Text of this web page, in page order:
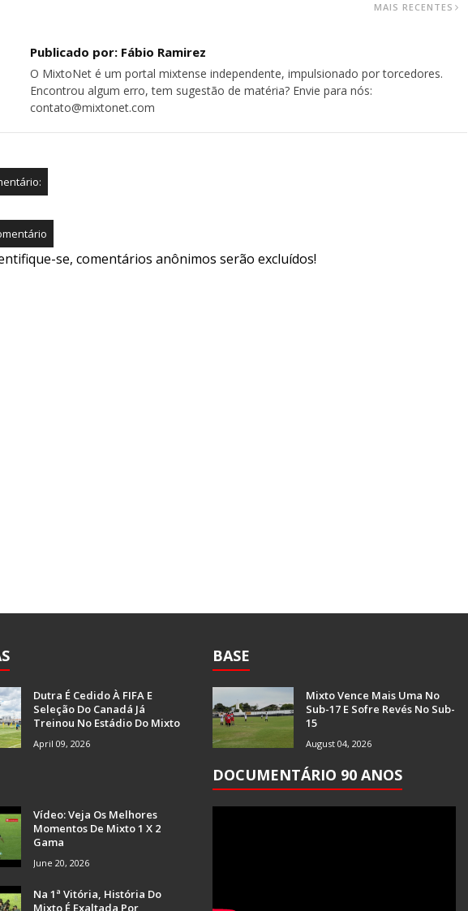
MAIS RECENTES
Publicado por: Fábio Ramirez
O MixtoNet é um portal mixtense independente, impulsionado por torcedores.
Encontrou algum erro, tem sugestão de matéria? Envie para nós:
contato@mixtonet.com
se, comentários anônimos serão excluídos!
Dutra É Cedido À FIFA E
Seleção Do Canadá Já
Treinou No Estádio Do Mixto
April 09, 2026
Vídeo: Veja Os Melhores
Momentos De Mixto 1 X 2
Gama
June 20, 2026
Na 1ª Vitória, História Do
Mixto É Exaltada Por
BASE
Mixto Vence Mais Uma No
Sub-17 E Sofre Revés No Sub-
15
August 04, 2026
DOCUMENTÁRIO 90 ANOS